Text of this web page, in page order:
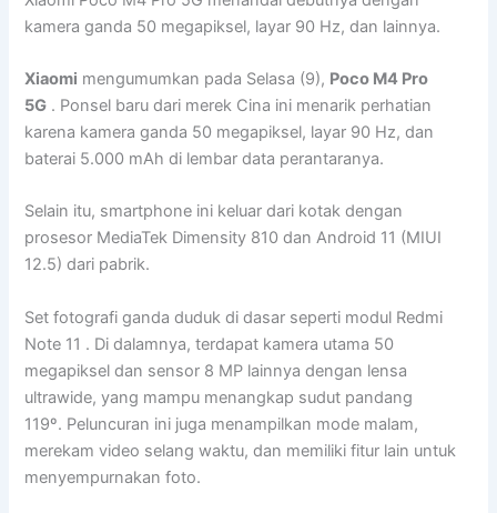
kamera ganda 50 megapiksel, layar 90 Hz, dan lainnya.
Xiaomi mengumumkan pada Selasa (9), Poco M4 Pro
5G . Ponsel baru dari merek Cina ini menarik perhatian
karena kamera ganda 50 megapiksel, layar 90 Hz, dan
baterai 5.000 mAh di lembar data perantaranya.
Selain itu, smartphone ini keluar dari kotak dengan
prosesor MediaTek Dimensity 810 dan Android 11 (MIUI
12.5) dari pabrik.
Set fotografi ganda duduk di dasar seperti modul Redmi
Note 11 . Di dalamnya, terdapat kamera utama 50
megapiksel dan sensor 8 MP lainnya dengan lensa
ultrawide, yang mampu menangkap sudut pandang
119º. Peluncuran ini juga menampilkan mode malam,
merekam video selang waktu, dan memiliki fitur lain untuk
menyempurnakan foto.